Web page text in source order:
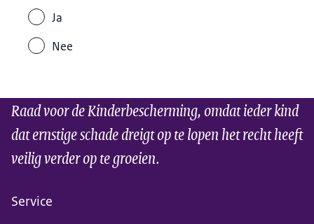
Ja
Nee
Raad voor de Kinderbescherming, omdat ieder kind
dat ernstige schade dreigt op te lopen het recht heeft
veilig verder op te groeien.
Service